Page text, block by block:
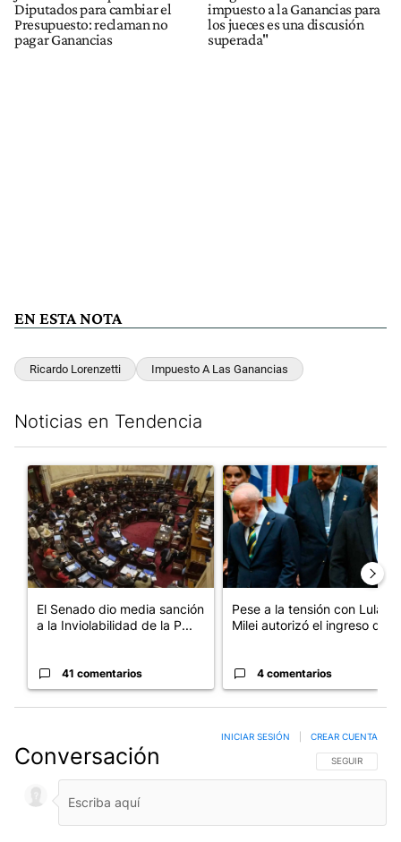
Diputados para cambiar el
Presupuesto: reclaman no
pagar Ganancias
impuesto a la Ganancias para
los jueces es una discusión
superada"
EN ESTA NOTA
Ricardo Lorenzetti Impuesto A Las Ganancias
Noticias en Tendencia
Un artículo de tendencia con el título "El Senado dio media
El Senado dio media sanción
a la Inviolabilidad de la P...
41 comentarios
Un artículo de tendencia con
Pese a la tensión con Lula,
Milei autorizó el ingreso d...
4 comentarios
Conversación SIGA ESTA
SEGUIR
INICIAR SESIÓN CREAR CUENTA